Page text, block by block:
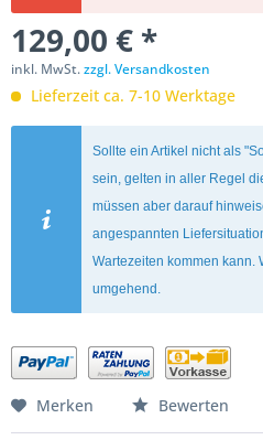
129,00 € *
inkl. MwSt.zzgl. Versandkosten
Lieferzeit ca. 7-10 Werktage
Sollte ein Artikel nicht als
sein, gelten in aller Regel
müssen aber darauf
angespannten
Wartezeiten kommen kann.
umgehend.
Merken Bewerten